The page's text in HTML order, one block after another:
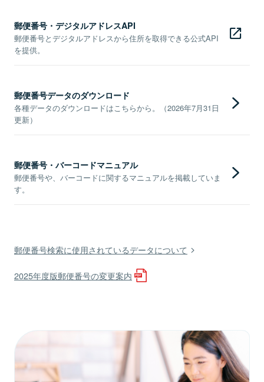
郵便番号・デジタルアドレスAPI
郵便番号とデジタルアドレスから住所を取得できる公式API
を提供。
郵便番号データのダウンロード
各種データのダウンロードはこちらから。（2026年7月31日
更新）
郵便番号・バーコードマニュアル
郵便番号や、バーコードに関するマニュアルを掲載していま
す。
郵便番号検索に使用されているデータについて
2025年度版郵便番号の変更案内